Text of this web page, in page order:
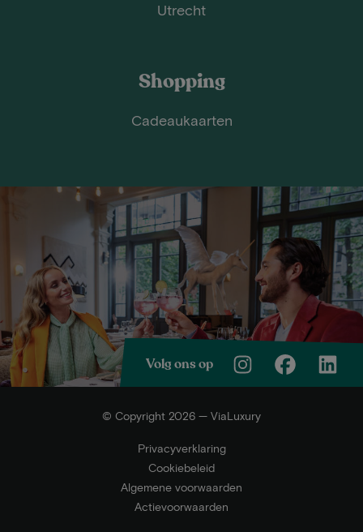
Utrecht
Shopping
Cadeaukaarten
Volg ons op
© Copyright 2026 — ViaLuxury
Privacyverklaring
Cookiebeleid
Algemene voorwaarden
Actievoorwaarden